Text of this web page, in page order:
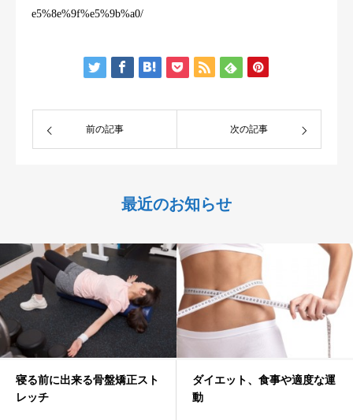
e5%8e%9f%e5%9b%a0/
前の記事 次の記事
最近のお知らせ
寝る前に出来る骨盤矯正スト
レッチ
ダイエット、食事や適度な運
動